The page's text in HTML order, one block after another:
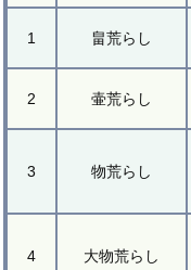
1 畠荒らし
2 壷荒らし
3 物荒らし
4 大物荒らし